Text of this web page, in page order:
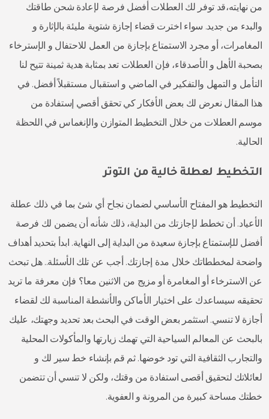
من نهايته،قد توفر لك العطلات أفضل فرصة لإعادة شحن طاقتك
والبدء من جديد. سواء اخترت قضاء إجازة شتوية مليئة بالإثارة و
المغامرات، أو مجرد الاستمتاع بإجازة من العمل للاحتفال و الإسترخاء
بصحبة الأهل و الأصدقاء، فإن العطلات تعد بمثابة هدية ثمينة تتيح لنا
التأمل و التمهل والتفكير في الماضي و استقبال مستقبلاً أفضل. في
هذا المقال نعرض لك بعض الأفكار كي تحقق أقصي إستفادة من
موسم العطلات من خلال التخطيط المتوازن والإنغماس في اللحظة
الحالية.
التخطيط لعطلة خالية من التوتر
التخطيط هو المفتاح الأساسي لضمان نجاح أي شئ بما في ذلك عطلة
الأعياد. أن تخطط لإجازتك من البداية، ذلك شأنه أن يضمن لك فرصة
أفضل للإستمتاع بإجازة سعيدة من البداية إلى النهاية. ابدأ بتحديد أهداف
واضحة لمخططاتك خلال مدة إجازتك. أجب عن تلك الأسئلة.. هل تبحث
عن الاسترخاء أو المغامرة أو مزيج من الاثنين معا؟ فإن معرفة ما تريد
تحقيقه سيساعدك على اختيار الأماكن والأنشطة المناسبة لك لقضاء
أجازة لا تنسي. استثمر بعض الوقت في البحث بعد تحديد وجهتك، عليك
بالبحث عن المعالم السياحية التي تهمك زيارتها والمأكولات المحلية
والتجارب الثقافية التي تود خوضها. ثم قم بإنشاء خط سير لك و
لعائلاتك لتحقيق أقصى استفادة من وقتك، ولكن لا تنسي أن تتضمن
خطتك مساحة كبيرة من المرونة و العفوية.